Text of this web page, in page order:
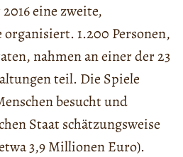
eine zweite,
organisiert. 1.200 Personen,
nahmen an einer der 23
teil. Die Spiele
besucht und
Staat schätzungsweise
3,9 Millionen Euro).